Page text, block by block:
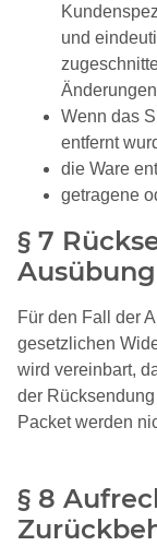
und
Wenn das
entfernt
die Ware
getragene
§ 7
Für den Fall der
gesetzlichen
wird vereinbart,
der
Packet werden
§ 8